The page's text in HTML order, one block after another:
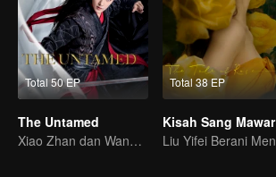
Total 50 EP
The Untamed
Xiao Zhan dan Wang Yibo memimpin kelompok bintang berwajah ganteng dan cantik
Total 38 EP
Kisah Sang Mawar